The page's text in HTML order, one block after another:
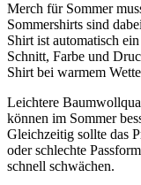
Merch für Sommer
Sommershirts sind
Shirt ist automatisch
Schnitt, Farbe und
Shirt bei warmem
Leichtere
können im Sommer
Gleichzeitig sollte das
oder schlechte
schnell schwächen.